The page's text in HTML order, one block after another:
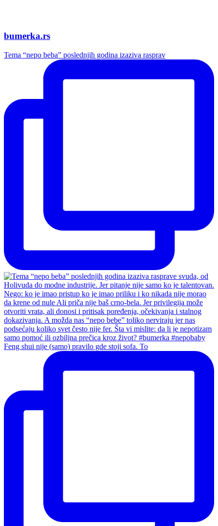
bumerka.rs
Tema “nepo beba” poslednjih godina izaziva rasprav
Feng shui nije (samo) pravilo gde stoji sofa. To